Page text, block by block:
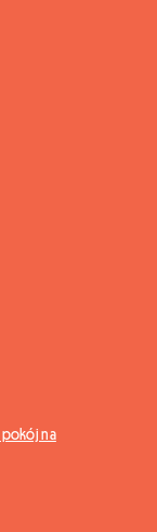
pokój na